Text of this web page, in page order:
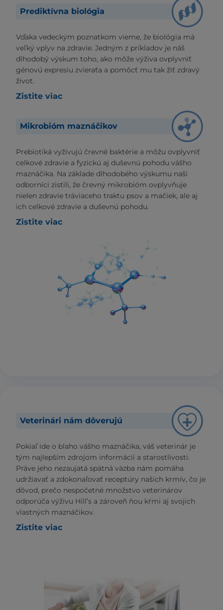
Prediktívna biológia
Vďaka vedeckým poznatkom vieme, že biológia má
veľký vplyv na zdravie. Jedným z príkladov je náš
dlhodobý výskum toho, ako môže výživa ovplyvniť
génovú expresiu zvieraťa a pomôcť mu tak žiť zdravý
život.
Zistite viac
Mikrobióm maznáčikov
Prebiotiká vyživujú črevné baktérie a môžu ovplyvniť
celkové zdravie a fyzickú aj duševnú pohodu vášho
maznáčika. Na základe dlhodobého výskumu naši
odborníci zistili, že črevný mikrobióm ovplyvňuje
nielen zdravie tráviaceho traktu psov a mačiek, ale aj
ich celkové zdravie a duševnú pohodu.
Zistite viac
Veterinári nám dôverujú
Pokiaľ ide o blaho vášho maznáčika, váš veterinár je
tým najlepším zdrojom informácií a starostlivosti.
Práve jeho nezaujatá spätná väzba nám pomáha
udržiavať a zdokonaľovať receptúry našich krmív, čo je
dôvod, prečo nespočetné množstvo veterinárov
odporúča výživu Hill’s a zároveň ňou kŕmi aj svojich
vlastných maznáčikov.
Zistite viac